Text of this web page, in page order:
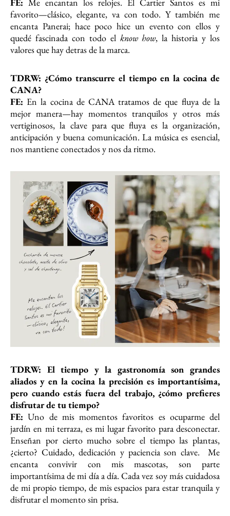
favorito—clásico, elegante, va con todo. Y también me
encanta Panerai; hace poco hice un evento con ellos y
quedé fascinada con todo el know how, la historia y los
valores que hay detras de la marca.
TDRW: ¿Cómo transcurre el tiempo en la cocina de
CANA?
FE: En la cocina de CANA tratamos de que fluya de la
mejor manera—hay momentos tranquilos y otros más
vertiginosos, la clave para que fluya es la organización,
anticipación y buena comunicación. La música es esencial,
nos mantiene conectados y nos da ritmo.
TDRW: El tiempo y la gastronomía son grandes
aliados y en la cocina la precisión es importantísima,
pero cuando estás fuera del trabajo, ¿cómo prefieres
disfrutar de tu tiempo?
FE: Uno de mis momentos favoritos es ocuparme del
jardín en mi terraza, es mi lugar favorito para desconectar.
Enseñan por cierto mucho sobre el tiempo las plantas,
¿cierto? Cuidado, dedicación y paciencia son clave. Me
encanta convivir con mis mascotas, son parte
importantísima de mi día a día. Cada vez soy más cuidadosa
de mi propio tiempo, de mis espacios para estar tranquila y
disfrutar el momento sin prisa.